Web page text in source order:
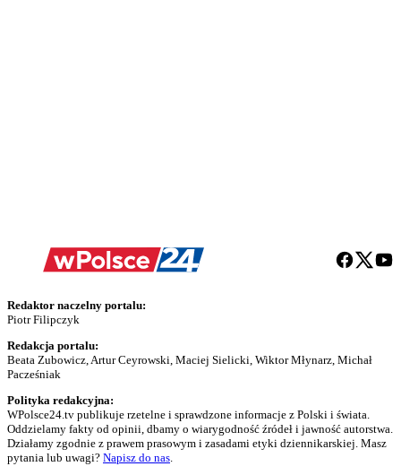
Redaktor naczelny portalu:
Piotr Filipczyk
Redakcja portalu:
Beata Zubowicz, Artur Ceyrowski, Maciej Sielicki, Wiktor Młynarz, Michał
Pacześniak
Polityka redakcyjna:
WPolsce24.tv publikuje rzetelne i sprawdzone informacje z Polski i świata.
Oddzielamy fakty od opinii, dbamy o wiarygodność źródeł i jawność autorstwa.
Działamy zgodnie z prawem prasowym i zasadami etyki dziennikarskiej. Masz
pytania lub uwagi? Napisz do nas